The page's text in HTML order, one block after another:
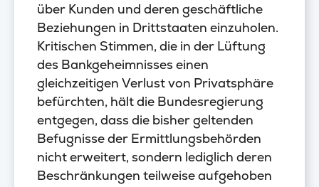
über Kunden und deren geschäftliche
Beziehungen in Drittstaaten einzuholen.
Kritischen Stimmen, die in der Lüftung
des Bankgeheimnisses einen
gleichzeitigen Verlust von Privatsphäre
befürchten, hält die Bundesregierung
entgegen, dass die bisher geltenden
Befugnisse der Ermittlungsbehörden
nicht erweitert, sondern lediglich deren
Beschränkungen teilweise aufgehoben